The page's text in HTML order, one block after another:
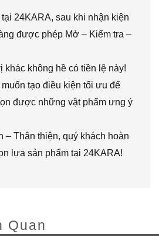
24KARA, sau khi nhận kiện
được phép Mở – Kiểm tra –
không hề có tiền lệ này!
tạo điều kiện tối ưu để
được những vật phẩm ưng ý
– Thân thiện, quý khách hoàn
lựa sản phẩm tại 24KARA!
Quan